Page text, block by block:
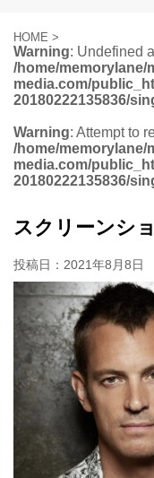
HOME >
Warning: Undefined
/home/memorylane/
media.com/
20180222135836/
Warning: Attempt to
/home/memorylane/
media.com/
20180222135836/
スクリーンシ
投稿日： 2021年8月8日